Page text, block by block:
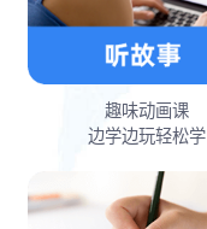
趣味动画课
边学边玩轻松学